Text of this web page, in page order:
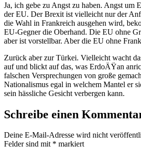
Ja, ich gebe zu Angst zu haben. Angst um
der EU. Der Brexit ist vielleicht nur der
die Wahl in Frankreich ausgehen wird,
EU-Gegner die Oberhand. Die EU ohne
aber ist vorstellbar. Aber die EU ohne
Zurück aber zur Türkei. Vielleicht wacht
auf und blickt auf das, was ErdoÄŸan
falschen Versprechungen von große
Nationalismus egal in welchem Mantel er
sein hässliche Gesicht verbergen kann.
Schreibe einen
Deine E-Mail-Adresse wird nicht
Felder sind mit * markiert